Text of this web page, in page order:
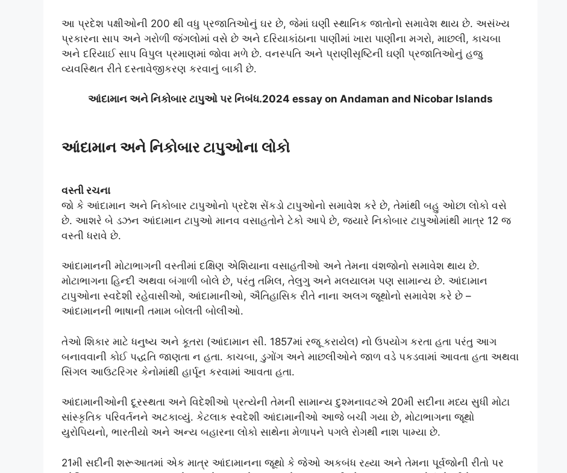
આ પ્રદેશ પક્ષીઓની 200 થી વધુ પ્રજાતિઓનું ઘર છે, જેમાં ઘણી સ્થાનિક જાતોનો સમાવેશ થાય છે. અસંખ્ય
પ્રકારના સાપ અને ગરોળી જંગલોમાં વસે છે અને દરિયાકાંઠાના પાણીમાં ખારા પાણીના મગરો, માછલી, કાચબા
અને દરિયાઈ સાપ વિપુલ પ્રમાણમાં જોવા મળે છે. વનસ્પતિ અને પ્રાણીસૃષ્ટિની ઘણી પ્રજાતિઓનું હજુ
વ્યવસ્થિત રીતે દસ્તાવેજીકરણ કરવાનું બાકી છે.
આંદામાન અને નિકોબાર ટાપુઓ પર નિબંધ.2024 essay on Andaman and Nicobar Islands
આંદામાન અને નિકોબાર ટાપુઓના લોકો
વસ્તી રચના
જો કે આંદામાન અને નિકોબાર ટાપુઓનો પ્રદેશ સેંકડો ટાપુઓનો સમાવેશ કરે છે, તેમાંથી બહુ ઓછા લોકો વસે
છે. આશરે બે ડઝન આંદામાન ટાપુઓ માનવ વસાહતોને ટેકો આપે છે, જ્યારે નિકોબાર ટાપુઓમાંથી માત્ર 12 જ
વસ્તી ધરાવે છે.
આંદામાનની મોટાભાગની વસ્તીમાં દક્ષિણ એશિયાના વસાહતીઓ અને તેમના વંશજોનો સમાવેશ થાય છે.
મોટાભાગના હિન્દી અથવા બંગાળી બોલે છે, પરંતુ તમિલ, તેલુગુ અને મલયાલમ પણ સામાન્ય છે. આંદામાન
ટાપુઓના સ્વદેશી રહેવાસીઓ, આંદામાનીઓ, ઐતિહાસિક રીતે નાના અલગ જૂથોનો સમાવેશ કરે છે –
આંદામાનની ભાષાની તમામ બોલતી બોલીઓ.
તેઓ શિકાર માટે ધનુષ્ય અને કૂતરા (આંદામાન સી. 1857માં રજૂ કરાયેલ) નો ઉપયોગ કરતા હતા પરંતુ આગ
બનાવવાની કોઈ પદ્ધતિ જાણતા ન હતા. કાચબા, ડુગોંગ અને માછલીઓને જાળ વડે પકડવામાં આવતા હતા અથવા
સિંગલ આઉટરિગર કેનોમાંથી હાર્પૂન કરવામાં આવતા હતા.
આંદામાનીઓની દૂરસ્થતા અને વિદેશીઓ પ્રત્યેની તેમની સામાન્ય દુશ્મનાવટએ 20મી સદીના મધ્ય સુધી મોટા
સાંસ્કૃતિક પરિવર્તનને અટકાવ્યું. કેટલાક સ્વદેશી આંદામાનીઓ આજે બચી ગયા છે, મોટાભાગના જૂથો
યુરોપિયનો, ભારતીયો અને અન્ય બહારના લોકો સાથેના મેળાપને પગલે રોગથી નાશ પામ્યા છે.
21મી સદીની શરૂઆતમાં એક માત્ર આંદામાનના જૂથો કે જેઓ અકબંધ રહ્યા અને તેમના પૂર્વજોની રીતો પર